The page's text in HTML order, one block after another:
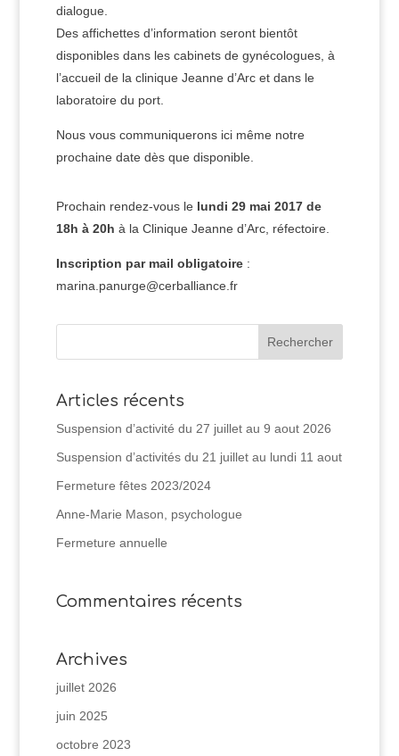
dialogue.
Des affichettes d’information seront bientôt
disponibles dans les cabinets de gynécologues, à
l’accueil de la clinique Jeanne d’Arc et dans le
laboratoire du port.
Nous vous communiquerons ici même notre
prochaine date dès que disponible.
Prochain rendez-vous le lundi 29 mai 2017 de
18h à 20h à la Clinique Jeanne d’Arc, réfectoire.
Inscription par mail obligatoire:
marina.panurge@cerballiance.fr
Articles récents
Suspension d’activité du 27 juillet au 9 aout 2026
Suspension d’activités du 21 juillet au lundi 11 aout
Fermeture fêtes 2023/2024
Anne-Marie Mason, psychologue
Fermeture annuelle
Commentaires récents
Archives
juillet 2026
juin 2025
octobre 2023